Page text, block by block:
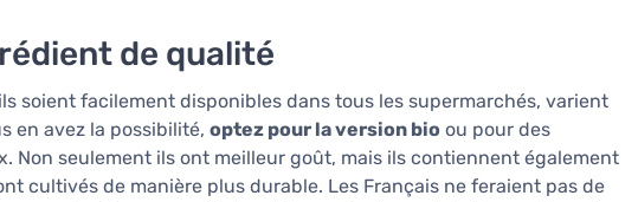
de qualité
soient facilement disponibles dans tous les supermarchés, varient
en avez la possibilité, optez pour la version bio ou pour des
Non seulement ils ont meilleur goût, mais ils contiennent également
cultivés de manière plus durable. Les Français ne feraient pas de